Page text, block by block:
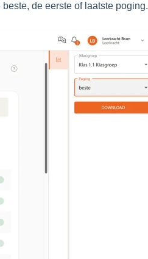
de eerste of laatste poging.